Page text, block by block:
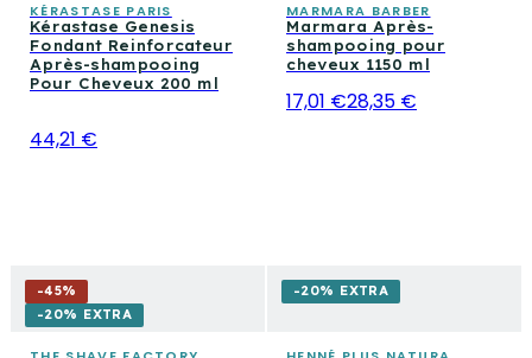
KÉRASTASE PARIS
Kérastase Genesis
Fondant Reinforcateur
Après-shampooing
Pour Cheveux 200 ml
44,21 €
MARMARA BARBER
Marmara Après-
shampooing pour
cheveux 1150 ml
17,01 €28,35 €
-45%
-20% EXTRA
-20% EXTRA